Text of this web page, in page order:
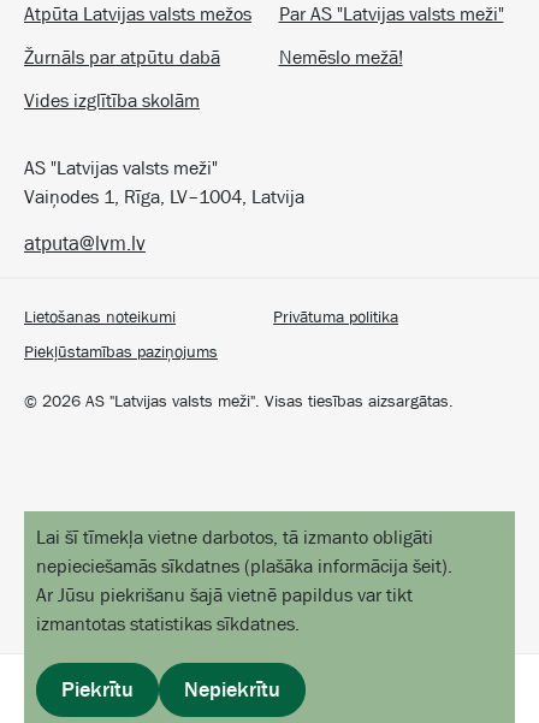
objekti kartē
Atpūta Latvijas valsts mežos
Par AS "Latvijas valsts meži"
Žurnāls par atpūtu dabā
Nemēslo mežā!
Vides izglītība skolām
AS "Latvijas valsts meži"
Vaiņodes 1, Rīga, LV–1004, Latvija
© 2026 AS "Latvijas valsts meži". Visas tiesības aizsargātas.
Lietošanas noteikumi
Privātuma politika
Piekļūstamības paziņojums
atputa@lvm.lv
Lai šī tīmekļa vietne darbotos, tā izmanto obligāti
nepieciešamās sīkdatnes (plašāka informācija šeit).
Ar Jūsu piekrišanu šajā vietnē papildus var tikt
izmantotas statistikas sīkdatnes.
Piekrītu Nepiekrītu